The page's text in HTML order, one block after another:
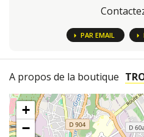
PAR EMAIL
A propos de la boutique
+
−